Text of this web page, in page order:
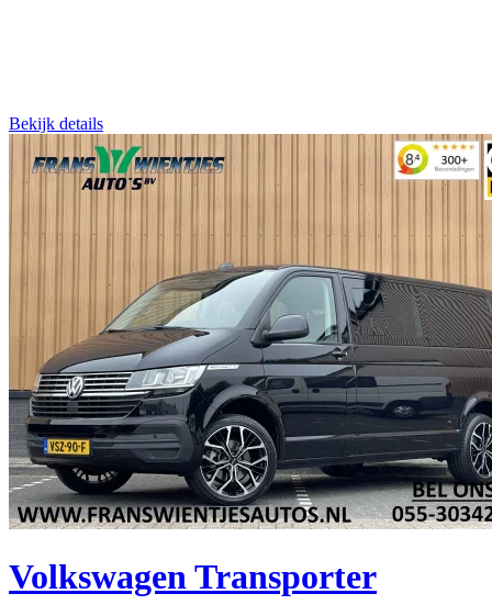
Bekijk details
Volkswagen Transporter